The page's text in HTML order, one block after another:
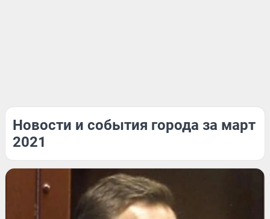
Новости и события города за март
2021